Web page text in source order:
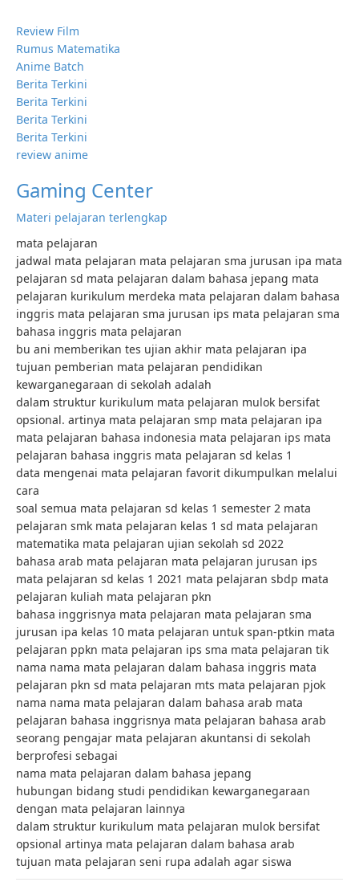
Review Film
Rumus Matematika
Anime Batch
Berita Terkini
Berita Terkini
Berita Terkini
Berita Terkini
review anime
Gaming Center
Materi pelajaran terlengkap
mata pelajaran
jadwal mata pelajaran mata pelajaran sma jurusan ipa mata
pelajaran sd mata pelajaran dalam bahasa jepang mata
pelajaran kurikulum merdeka mata pelajaran dalam bahasa
inggris mata pelajaran sma jurusan ips mata pelajaran sma
bahasa inggris mata pelajaran
bu ani memberikan tes ujian akhir mata pelajaran ipa
tujuan pemberian mata pelajaran pendidikan
kewarganegaraan di sekolah adalah
dalam struktur kurikulum mata pelajaran mulok bersifat
opsional. artinya mata pelajaran smp mata pelajaran ipa
mata pelajaran bahasa indonesia mata pelajaran ips mata
pelajaran bahasa inggris mata pelajaran sd kelas 1
data mengenai mata pelajaran favorit dikumpulkan melalui
cara
soal semua mata pelajaran sd kelas 1 semester 2 mata
pelajaran smk mata pelajaran kelas 1 sd mata pelajaran
matematika mata pelajaran ujian sekolah sd 2022
bahasa arab mata pelajaran mata pelajaran jurusan ips
mata pelajaran sd kelas 1 2021 mata pelajaran sbdp mata
pelajaran kuliah mata pelajaran pkn
bahasa inggrisnya mata pelajaran mata pelajaran sma
jurusan ipa kelas 10 mata pelajaran untuk span-ptkin mata
pelajaran ppkn mata pelajaran ips sma mata pelajaran tik
nama nama mata pelajaran dalam bahasa inggris mata
pelajaran pkn sd mata pelajaran mts mata pelajaran pjok
nama nama mata pelajaran dalam bahasa arab mata
pelajaran bahasa inggrisnya mata pelajaran bahasa arab
seorang pengajar mata pelajaran akuntansi di sekolah
berprofesi sebagai
nama mata pelajaran dalam bahasa jepang
hubungan bidang studi pendidikan kewarganegaraan
dengan mata pelajaran lainnya
dalam struktur kurikulum mata pelajaran mulok bersifat
opsional artinya mata pelajaran dalam bahasa arab
tujuan mata pelajaran seni rupa adalah agar siswa